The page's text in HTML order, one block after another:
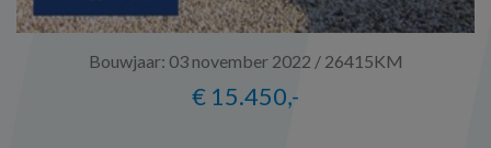
Bouwjaar: 03 november 2022 / 26415KM
€ 15.450,-